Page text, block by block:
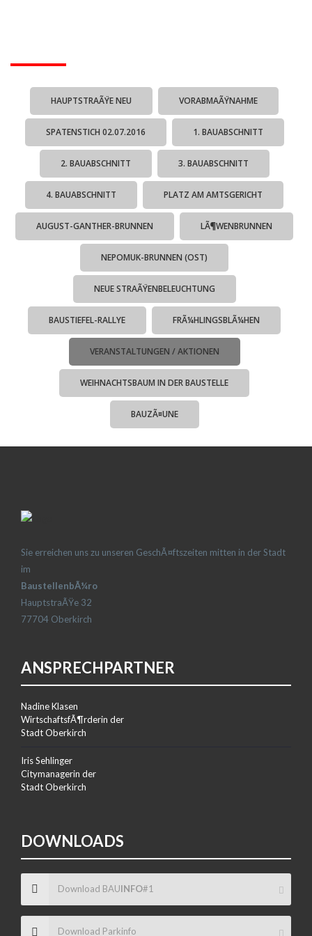
HAUPTSTRAÃŸE NEU VORABMAÃŸNAHME
SPATENSTICH 02.07.2016 1. BAUABSCHNITT
2. BAUABSCHNITT 3. BAUABSCHNITT
4. BAUABSCHNITT PLATZ AM AMTSGERICHT
AUGUST-GANTHER-BRUNNEN LÃ¶WENBRUNNEN
NEPOMUK-BRUNNEN (OST)
NEUE STRAÃŸENBELEUCHTUNG
BAUSTIEFEL-RALLYE FRÃ¼HLINGSBLÃ¼HEN
VERANSTALTUNGEN / AKTIONEN
WEIHNACHTSBAUM IN DER BAUSTELLE
BAUZÃ¤UNE
Sie erreichen uns zu unseren GeschÃ¤ftszeiten mitten in der Stadt
im
BaustellenbÃ¼ro
HauptstraÃŸe 32
77704 Oberkirch
ANSPRECHPARTNER
Nadine Klasen
WirtschaftsfÃ¶rderin der
Stadt Oberkirch
Iris Sehlinger
Citymanagerin der
Stadt Oberkirch
DOWNLOADS
Download BAUINFO#1
Download Parkinfo